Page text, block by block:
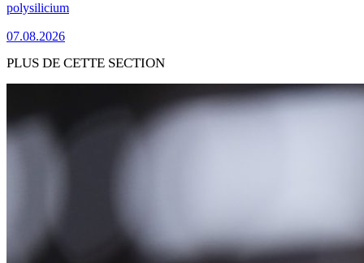
polysilicium
07.08.2026
PLUS DE CETTE SECTION